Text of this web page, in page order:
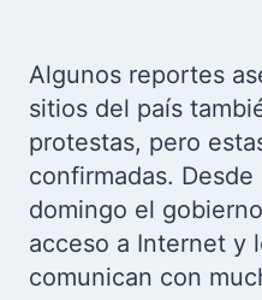
Algunos reportes
sitios del país
protestas, pero
confirmadas.
domingo el
acceso a Internet y
comunican con